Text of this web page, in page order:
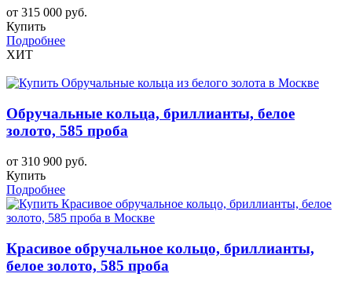
от 315 000 руб.
Купить
Подробнее
ХИТ
Обручальные кольца, бриллианты, белое
золото, 585 проба
от 310 900 руб.
Купить
Подробнее
Красивое обручальное кольцо, бриллианты,
белое золото, 585 проба